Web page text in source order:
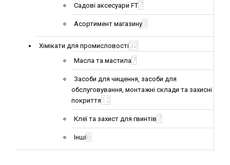
Садові аксесуари FT7
Асортимент магазину2
Хімікати для промисловості32
Масла та мастила7
Засоби для чищення, засоби для
обслуговування, монтажні склади та захисні
покриття 12
Клеї та захист для гвинтів 7
Інші6